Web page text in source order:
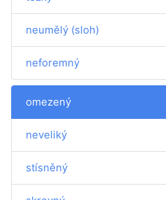
neumělý (sloh)
neforemný
omezený
neveliký
stísněný